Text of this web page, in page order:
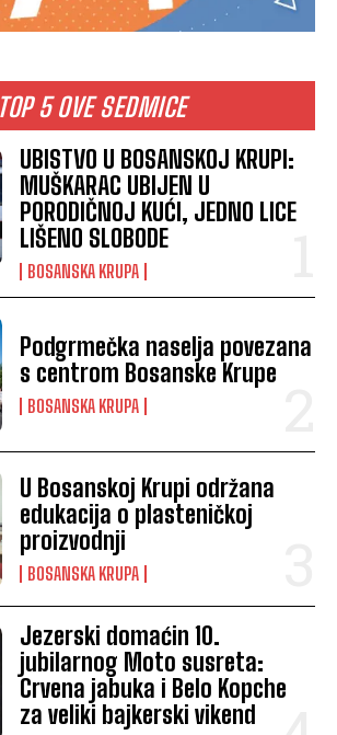
TOP 5 OVE SEDMICE
UBISTVO U BOSANSKOJ KRUPI:
MUŠKARAC UBIJEN U
PORODIČNOJ KUĆI, JEDNO LICE
LIŠENO SLOBODE
BOSANSKA KRUPA
Podgrmečka naselja povezana
s centrom Bosanske Krupe
BOSANSKA KRUPA
U Bosanskoj Krupi održana
edukacija o plasteničkoj
proizvodnji
BOSANSKA KRUPA
Jezerski domaćin 10.
jubilarnog Moto susreta:
Crvena jabuka i Belo Kopche
za veliki bajkerski vikend